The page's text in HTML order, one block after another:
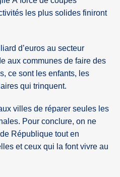
les plus solides finiront
d’euros au secteur
aux communes de faire des
ce sont les enfants, les
qui trinquent.
villes de réparer seules les
Pour conclure, on ne
République tout en
et ceux qui la font vivre au